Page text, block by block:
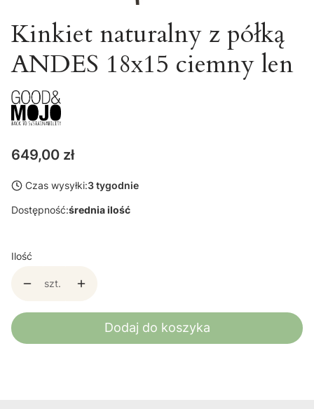
Kinkiet naturalny z półką
ANDES 18x15 ciemny len
Cena
649,00 zł
Czas wysyłki:3 tygodnie
Dostępność:średnia ilość
Ilość
szt.
Dodaj do koszyka